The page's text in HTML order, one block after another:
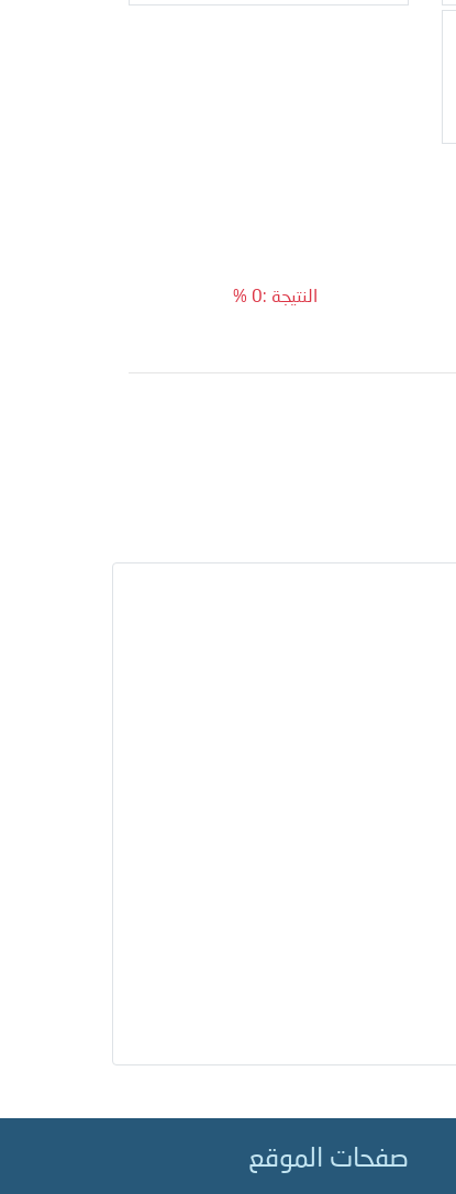
النتيجة :0 %
صفحات الموقع